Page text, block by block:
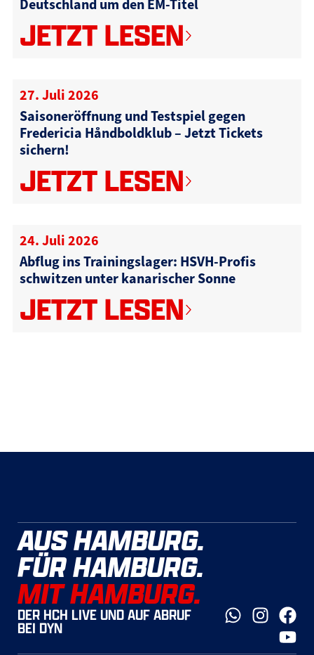
Deutschland um den EM-Titel
JETZT LESEN
27. Juli 2026
Saisoneröffnung und Testspiel gegen
Fredericia Håndboldklub – Jetzt Tickets
sichern!
JETZT LESEN
24. Juli 2026
Abflug ins Trainingslager: HSVH-Profis
schwitzen unter kanarischer Sonne
JETZT LESEN
AUS HAMBURG.
FÜR HAMBURG.
MIT HAMBURG.
DER HCH LIVE UND AUF ABRUF
BEI DYN